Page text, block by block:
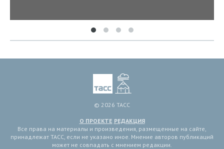
© 2026 ТАСС
О ПРОЕКТЕ РЕДАКЦИЯ
Все права на материалы и произведения, размещенные на сайте,
принадлежат ТАСС, если не указано иное. Мнение авторов публикаций
может не совпадать с мнением редакции.